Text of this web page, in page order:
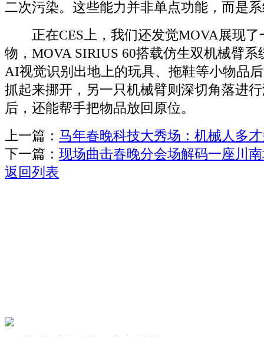
二次污染。这些能力并非单点功能，而是
正在CES上，我们还发觉MOVA展现了
物，MOVA SIRIUS 60搭载仿生双机械臂
AI视觉识别出地上的玩具、拖鞋等小物品
抓起来挪开，另一只机械臂则深切角落进
后，还能帮手把物品放回原位。
上一篇： 马年春晚科技大秀场：机械人多
下一篇： 现场曲击春晚分会场解码一座川
返回列表